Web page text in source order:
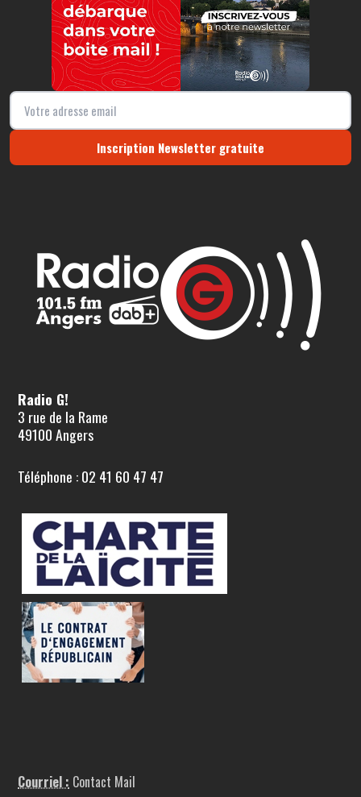
Inscription Newsletter gratuite
Radio G!
3 rue de la Rame
49100 Angers
Téléphone : 02 41 60 47 47
Courriel : Contact Mail